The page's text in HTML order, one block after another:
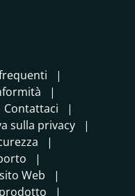
Contattaci
sulla privacy
Web